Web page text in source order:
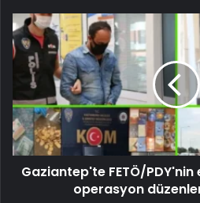
Gaziantep'te FETÖ/PDY'nin
operasyon